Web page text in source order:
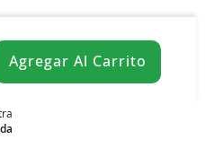
Agregar Al Carrito